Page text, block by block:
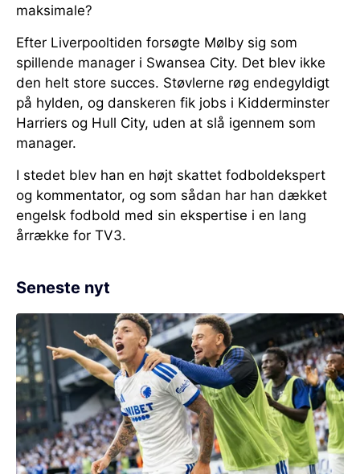
maksimale?
Efter Liverpooltiden forsøgte Mølby sig som
spillende manager i Swansea City. Det blev ikke
den helt store succes. Støvlerne røg endegyldigt
på hylden, og danskeren fik jobs i Kidderminster
Harriers og Hull City, uden at slå igennem som
manager.
I stedet blev han en højt skattet fodboldekspert
og kommentator, og som sådan har han dækket
engelsk fodbold med sin ekspertise i en lang
årrække for TV3.
Seneste nyt